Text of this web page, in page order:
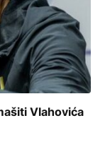
Vlahovića